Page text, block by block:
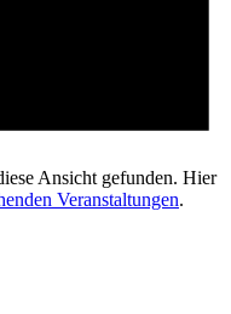
Ansicht gefunden. Hier
Veranstaltungen.